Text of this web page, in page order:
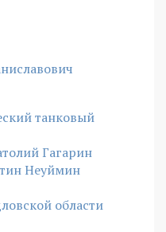
танковый
Гагарин
Неуймин
области